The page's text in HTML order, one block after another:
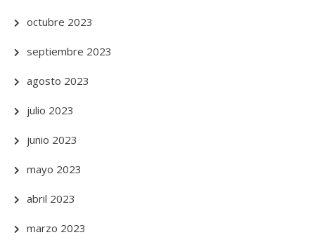
octubre 2023
septiembre 2023
agosto 2023
julio 2023
junio 2023
mayo 2023
abril 2023
marzo 2023